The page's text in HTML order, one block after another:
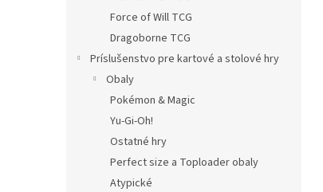
Force of Will TCG
Dragoborne TCG
Príslušenstvo pre kartové a stolové hry
Obaly
Pokémon & Magic
Yu-Gi-Oh!
Ostatné hry
Perfect size a Toploader obaly
Atypické